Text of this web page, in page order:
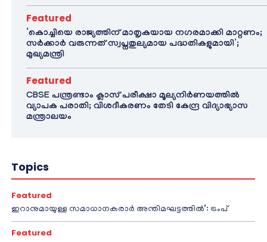
Featured
‘കൊച്ചിയെ രാജ്യത്തിന് മാതൃകയായ നഗരമാക്കി മാറ്റണം;
സർക്കാർ വരുന്നത് സ്വപ്നതുല്യമായ പദ്ധതികളുമായി’;
മുഖ്യമന്ത്രി
Featured
CBSE പന്ത്രണ്ടാം ക്ലാസ് പരീക്ഷാ മൂല്യനിർണയത്തിൽ
വ്യാപക പരാതി; വിശദീകരണം തേടി കേന്ദ്ര വിദ്യാഭ്യാസ
മന്ത്രാലയം
Topics
Featured
ഇറാനുമായുള്ള സമാധാനകരാർ അന്തിമഘട്ടത്തിൽ‌’: ട്രംപ്
Featured